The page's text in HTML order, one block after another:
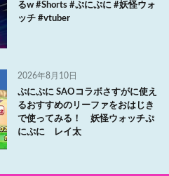
るw #Shorts #ぷにぷに #妖怪ウォ
ッチ #vtuber
2026年8月10日
ぷにぷに SAOコラボさすがに使え
るおすすめのリーファをおはじき
で使ってみる！ 妖怪ウォッチぷ
にぷに レイ太